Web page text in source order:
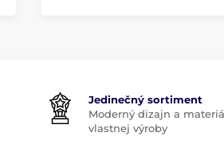
Jedinečný sortiment
Moderný dizajn a
vlastnej výroby